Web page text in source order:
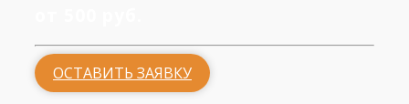
ОСТАВИТЬ ЗАЯВКУ